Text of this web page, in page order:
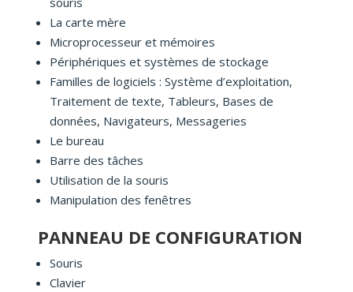
La carte mère
Microprocesseur et mémoires
Périphériques et systèmes de stockage
Familles de logiciels : Système d’exploitation,
Traitement de texte, Tableurs, Bases de
données, Navigateurs, Messageries
Le bureau
Barre des tâches
Utilisation de la souris
Manipulation des fenêtres
PANNEAU DE CONFIGURATION
Souris
Clavier